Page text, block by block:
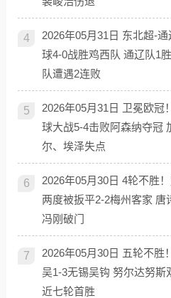
4
2026年05月31日 东北超-
球4-0战胜鸡西队 通辽队1
队遭遇2连败
5
2026年05月31日 卫冕欧冠
球大战5-4击败阿森纳夺冠
尔、埃泽失点
6
2026年05月30日 4轮不胜
两度被扳平2-2梅州客家 唐
冯刚破门
7
2026年05月30日 五轮不胜
吴1-3无锡吴钩 努尔达努斯
近七轮首胜